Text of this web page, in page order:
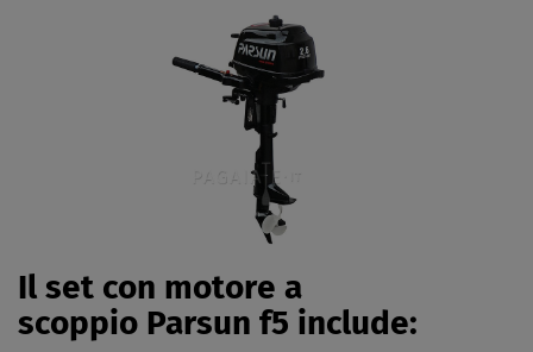
Il set con motore a
scoppio Parsun f5 include: